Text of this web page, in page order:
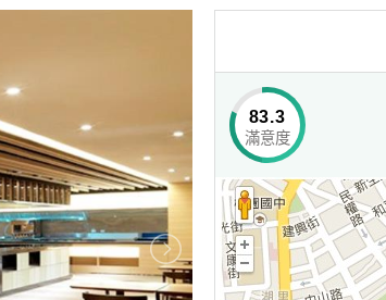
83.3
滿意度